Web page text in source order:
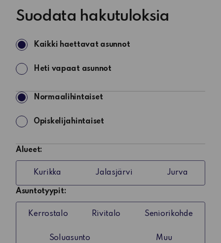
Suodata hakutuloksia
Haettavat
Kaikki haettavat asunnot
Heti vapaat asunnot
Haettavat
Normaalihintaiset
Opiskelijahintaiset
Alueet:
Kurikka Jalasjärvi Jurva
Asuntotyypit:
Kerrostalo Rivitalo Seniorikohde
Soluasunto Muu